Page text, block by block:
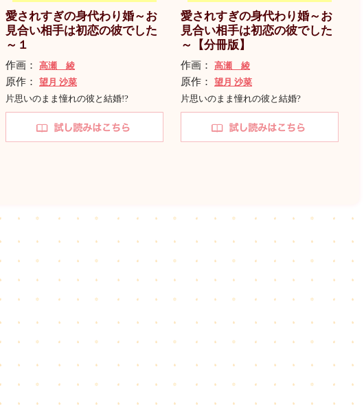
愛されすぎの身代わり婚～お
見合い相手は初恋の彼でした
～１
作画： 高瀬 綾
原作： 望月 沙菜
片思いのまま憧れの彼と結婚!?
愛されすぎの身代わり婚～お
見合い相手は初恋の彼でした
～【分冊版】
作画： 高瀬 綾
原作： 望月 沙菜
片思いのまま憧れの彼と結婚?